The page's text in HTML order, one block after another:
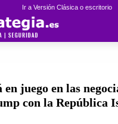
Ir a Versión Clásica o escritorio
en juego en las
con la República